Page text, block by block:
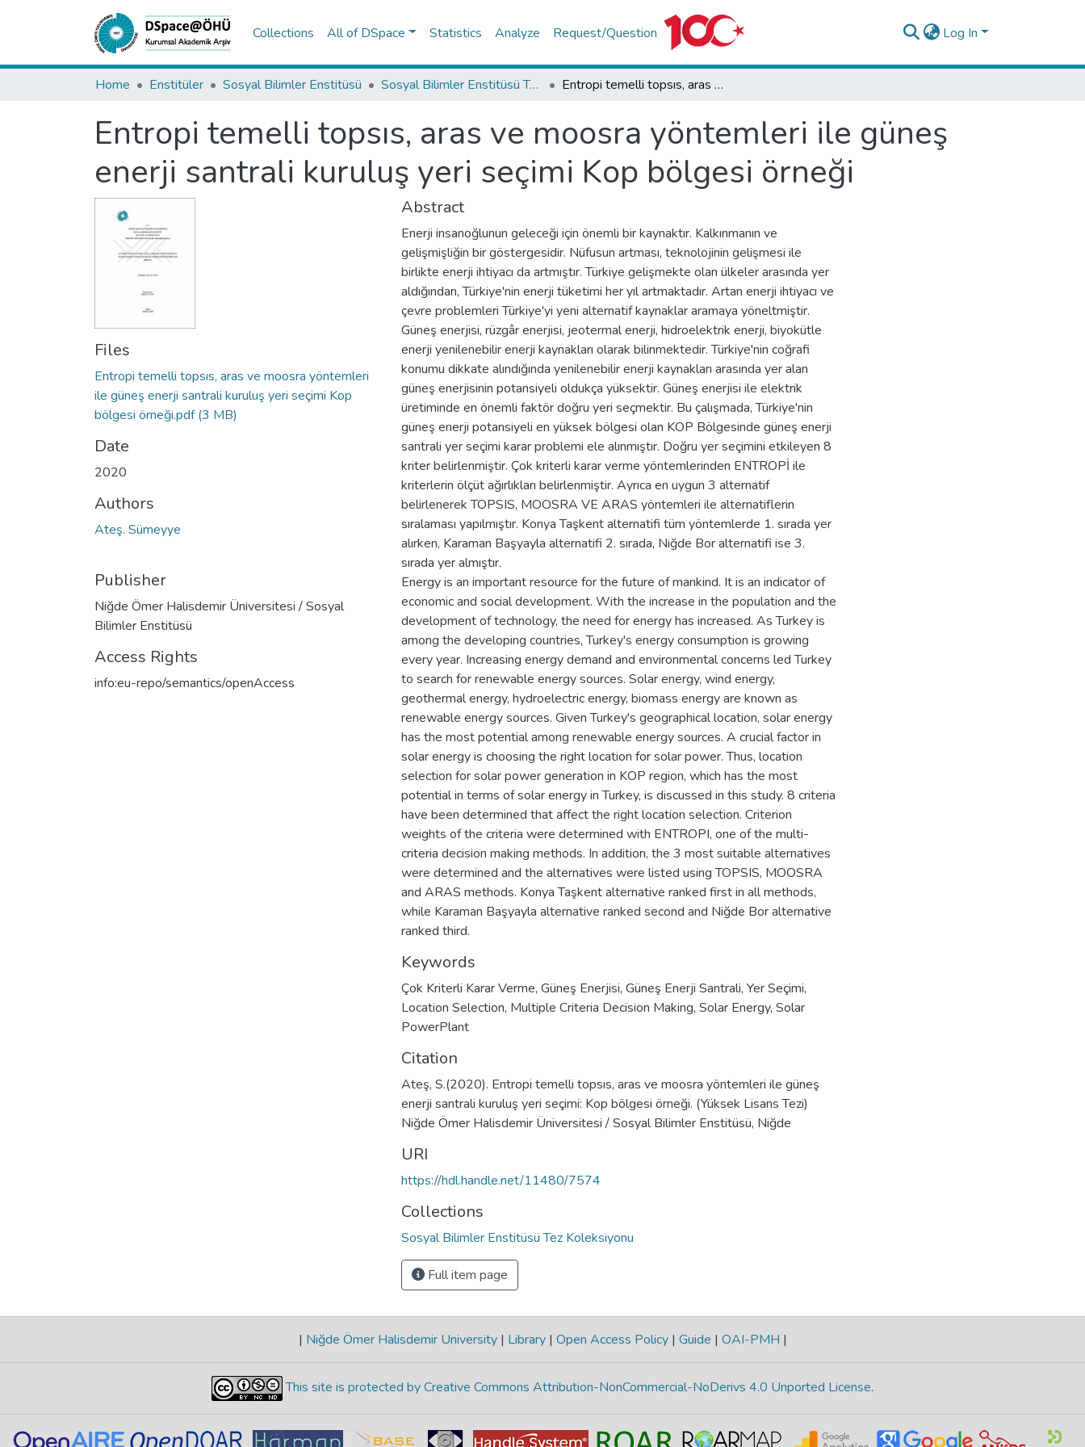
Collections All of DSpace Statistics Analyze Request/Question Log In
Home Enstitüler Sosyal Bilimler Enstitüsü Sosyal Bilimler Enstitüsü Tez Koleksiyonu Entropi temelli topsıs, aras ve moosra yöntemleri ile güneş enerji santrali kuruluş yeri seçimi Kop bölgesi örneği
Entropi temelli topsıs, aras ve moosra yöntemleri ile güneş
enerji santrali kuruluş yeri seçimi Kop bölgesi örneği
Files
Entropi temelli topsıs, aras ve moosra yöntemleri
ile güneş enerji santrali kuruluş yeri seçimi Kop
bölgesi örneği.pdf(3 MB)
Date
2020
Authors
Ateş. Sümeyye
Publisher
Niğde Ömer Halisdemir Üniversitesi / Sosyal
Bilimler Enstitüsü
Access Rights
info:eu-repo/semantics/openAccess
Abstract
Enerji insanoğlunun geleceği için önemli bir kaynaktır. Kalkınmanın ve
gelişmişliğin bir göstergesidir. Nüfusun artması, teknolojinin gelişmesi ile
birlikte enerji ihtiyacı da artmıştır. Türkiye gelişmekte olan ülkeler arasında yer
aldığından, Türkiye'nin enerji tüketimi her yıl artmaktadır. Artan enerji ihtiyacı ve
çevre problemleri Türkiye'yi yeni alternatif kaynaklar aramaya yöneltmiştir.
Güneş enerjisi, rüzgâr enerjisi, jeotermal enerji, hidroelektrik enerji, biyokütle
enerji yenilenebilir enerji kaynakları olarak bilinmektedir. Türkiye'nin coğrafi
konumu dikkate alındığında yenilenebilir enerji kaynakları arasında yer alan
güneş enerjisinin potansiyeli oldukça yüksektir. Güneş enerjisi ile elektrik
üretiminde en önemli faktör doğru yeri seçmektir. Bu çalışmada, Türkiye'nin
güneş enerji potansiyeli en yüksek bölgesi olan KOP Bölgesinde güneş enerji
santrali yer seçimi karar problemi ele alınmıştır. Doğru yer seçimini etkileyen 8
kriter belirlenmiştir. Çok kriterli karar verme yöntemlerinden ENTROPİ ile
kriterlerin ölçüt ağırlıkları belirlenmiştir. Ayrıca en uygun 3 alternatif
belirlenerek TOPSIS, MOOSRA VE ARAS yöntemleri ile alternatiflerin
sıralaması yapılmıştır. Konya Taşkent alternatifi tüm yöntemlerde 1. sırada yer
alırken, Karaman Başyayla alternatifi 2. sırada, Niğde Bor alternatifi ise 3.
sırada yer almıştır.
Energy is an important resource for the future of mankind. It is an indicator of
economic and social development. With the increase in the population and the
development of technology, the need for energy has increased. As Turkey is
among the developing countries, Turkey's energy consumption is growing
every year. Increasing energy demand and environmental concerns led Turkey
to search for renewable energy sources. Solar energy, wind energy,
geothermal energy, hydroelectric energy, biomass energy are known as
renewable energy sources. Given Turkey's geographical location, solar energy
has the most potential among renewable energy sources. A crucial factor in
solar energy is choosing the right location for solar power. Thus, location
selection for solar power generation in KOP region, which has the most
potential in terms of solar energy in Turkey, is discussed in this study. 8 criteria
have been determined that affect the right location selection. Criterion
weights of the criteria were determined with ENTROPI, one of the multi-
criteria decision making methods. In addition, the 3 most suitable alternatives
were determined and the alternatives were listed using TOPSIS, MOOSRA
and ARAS methods. Konya Taşkent alternative ranked first in all methods,
while Karaman Başyayla alternative ranked second and Niğde Bor alternative
ranked third.
Keywords
Çok Kriterli Karar Verme, Güneş Enerjisi, Güneş Enerji Santrali, Yer Seçimi,
Location Selection, Multiple Criteria Decision Making, Solar Energy, Solar
PowerPlant
Citation
Ateş, S.(2020). Entropi temelli topsıs, aras ve moosra yöntemleri ile güneş
enerji santrali kuruluş yeri seçimi: Kop bölgesi örneği. (Yüksek Lisans Tezi)
Niğde Ömer Halisdemir Üniversitesi / Sosyal Bilimler Enstitüsü, Niğde
URI
https://hdl.handle.net/11480/7574
Collections
Sosyal Bilimler Enstitüsü Tez Koleksiyonu
Full item page
| Niğde Ömer Halisdemir University | Library | Open Access Policy | Guide | OAI-PMH |
This site is protected by Creative Commons Attribution-NonCommercial-NoDerivs 4.0 Unported License.